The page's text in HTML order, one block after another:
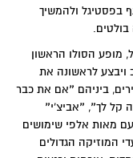
בפסטיגל ולהמשיך
מופע הסולו הראשון
ויבצע לראשונה את
ביניהם ״אם את כבר
קל לך״, ״אביצ'י״
מאות אלפי שימושים
המוזיקה הגדולים